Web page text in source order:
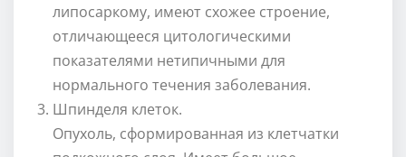
липосаркому, имеют схожее строение,
отличающееся цитологическими
показателями нетипичными для
нормального течения заболевания.
Шпинделя клеток.
Опухоль, сформированная из клетчатки